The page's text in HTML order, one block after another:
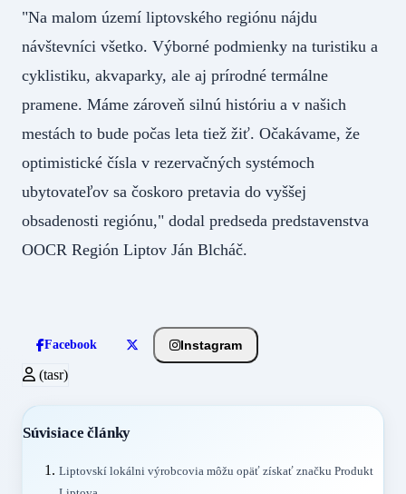
"Na malom území liptovského regiónu nájdu
návštevníci všetko. Výborné podmienky na turistiku a
cyklistiku, akvaparky, ale aj prírodné termálne
pramene. Máme zároveň silnú históriu a v našich
mestách to bude počas leta tiež žiť. Očakávame, že
optimistické čísla v rezervačných systémoch
ubytovateľov sa čoskoro pretavia do vyššej
obsadenosti regiónu," dodal predseda predstavenstva
OOCR Región Liptov Ján Blcháč.
Facebook Instagram
(tasr)
Súvisiace články
Liptovskí lokálni výrobcovia môžu opäť získať značku Produkt